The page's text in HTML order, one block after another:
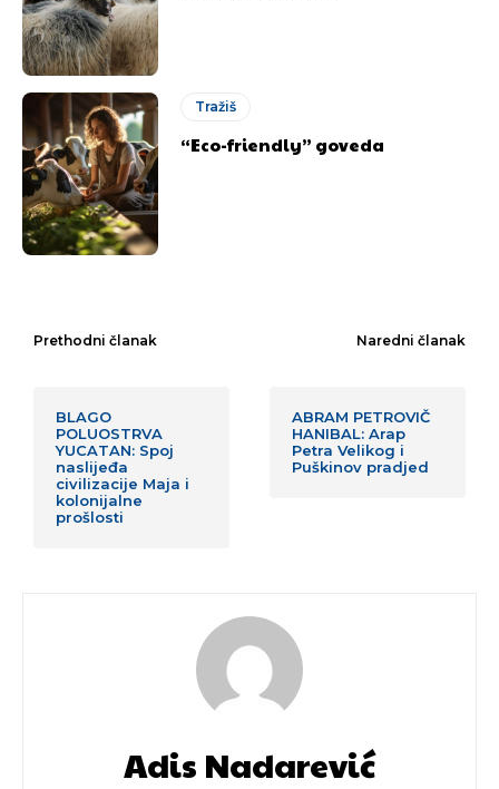
Tražiš
“Eco-friendly” goveda
Prethodni članak
BLAGO
POLUOSTRVA
YUCATAN: Spoj
naslijeđa
civilizacije Maja i
kolonijalne
prošlosti
Naredni članak
ABRAM PETROVIČ
HANIBAL: Arap
Petra Velikog i
Puškinov pradjed
Adis Nadarević